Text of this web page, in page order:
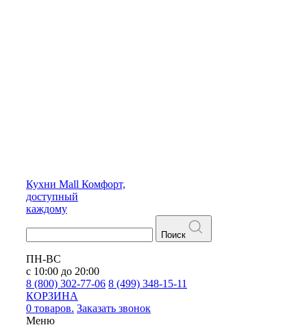
Кухни Mall Комфорт,
доступный
каждому
Поиск
ПН-ВС
с 10:00 до 20:00
8 (800) 302-77-06 8 (499) 348-15-11
КОРЗИНА
0 товаров. Заказать звонок
Меню